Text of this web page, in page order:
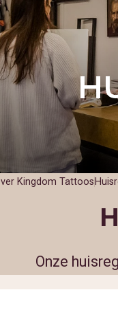
Kingdom Tattoos
Onze